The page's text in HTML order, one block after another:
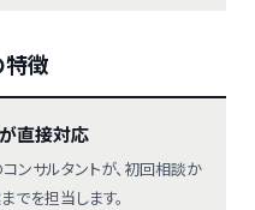
特徴
直接対応
ンサルタントが、初回相談か
でを担当します。